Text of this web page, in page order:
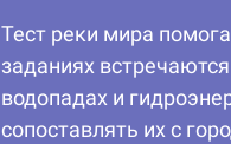
Тест реки мира
заданиях
водопадах и
сопоставлять их с